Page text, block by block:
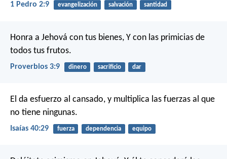
1 Pedro 2:9 evangelización salvación santidad
Honra a Jehová con tus bienes, Y con las primicias de
todos tus frutos.
Proverbios 3:9 dinero sacrificio dar
El da esfuerzo al cansado, y multiplica las fuerzas al que
no tiene ningunas.
Isaías 40:29 fuerza dependencia equipo